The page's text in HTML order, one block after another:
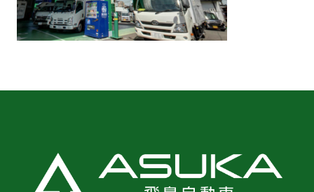
ウルトラ車検 整備・板金・塗装
採用情報